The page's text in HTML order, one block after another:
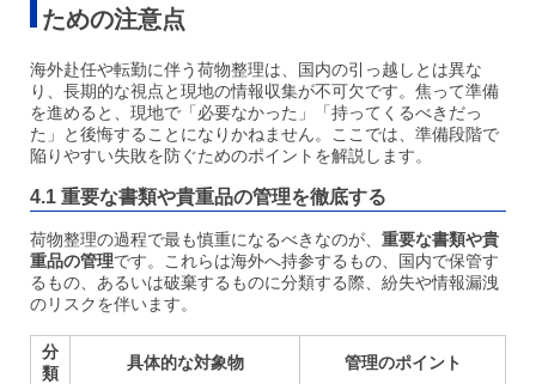
ための注意点
海外赴任や転勤に伴う荷物整理は、国内の引っ越しとは異な
り、長期的な視点と現地の情報収集が不可欠です。焦って準備
を進めると、現地で「必要なかった」「持ってくるべきだっ
た」と後悔することになりかねません。ここでは、準備段階で
陥りやすい失敗を防ぐためのポイントを解説します。
4.1 重要な書類や貴重品の管理を徹底する
荷物整理の過程で最も慎重になるべきなのが、 重要な書類や貴
重品の管理です。これらは海外へ持参するもの、国内で保管す
るもの、あるいは破棄するものに分類する際、紛失や情報漏洩
のリスクを伴います。
分
類
具体的な対象物 管理のポイント